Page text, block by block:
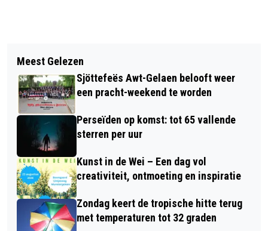
CENTRUM GELEEN AANGEWEZEN ALS
VEILIGHEIDSRISICOGEBIED NA
ERNSTIGE VERSTORING
WISSELVALLIG WEEKEND MET ENKELE
BUIEN EN DROGE MOMENTEN
Meest Gelezen
Sjöttefeës Awt-Gelaen belooft weer
een pracht-weekend te worden
Perseïden op komst: tot 65 vallende
sterren per uur
Kunst in de Wei – Een dag vol
creativiteit, ontmoeting en inspiratie
Zondag keert de tropische hitte terug
met temperaturen tot 32 graden